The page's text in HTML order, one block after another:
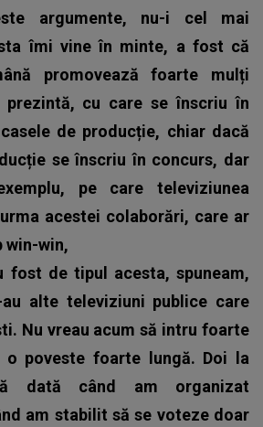
argumente, nu-i cel mai
îmi vine în minte, a fost că
promovează foarte mulți
cu care se înscriu în
de producție, chiar dacă
se înscriu în concurs, dar
pe care televiziunea
acestei colaborări, care ar
win-win,
fost de tipul acesta, spuneam,
alte televiziuni publice care
Nu vreau acum să intru foarte
poveste foarte lungă. Doi la
dată când am organizat
am stabilit să se voteze doar